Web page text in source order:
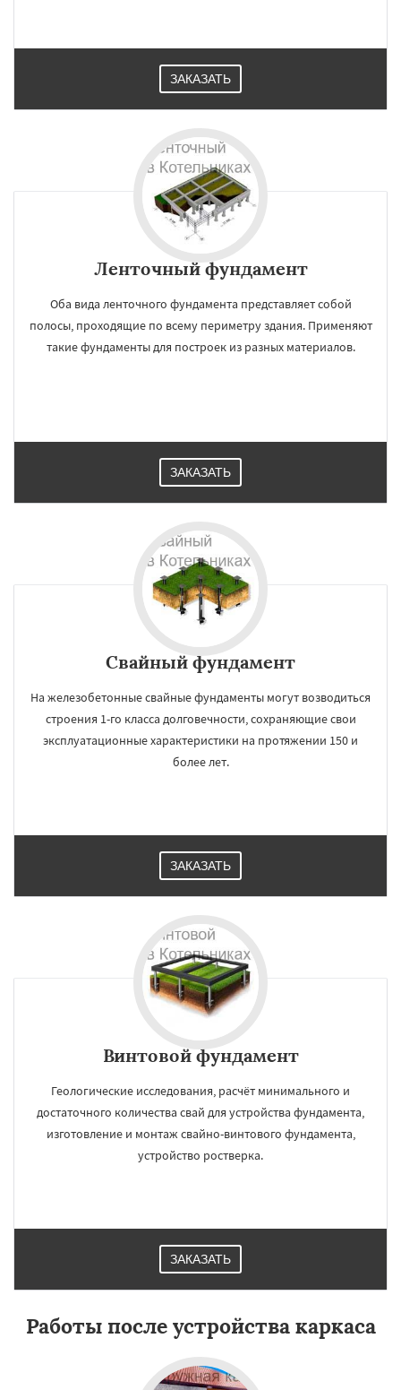
ЗАКАЗАТЬ
Ленточный фундамент
Оба вида ленточного фундамента представляет собой
полосы, проходящие по всему периметру здания. Применяют
такие фундаменты для построек из разных материалов.
ЗАКАЗАТЬ
Свайный фундамент
На железобетонные свайные фундаменты могут возводиться
строения 1-го класса долговечности, сохраняющие свои
эксплуатационные характеристики на протяжении 150 и
более лет.
ЗАКАЗАТЬ
Винтовой фундамент
Геологические исследования, расчёт минимального и
достаточного количества свай для устройства фундамента,
изготовление и монтаж свайно-винтового фундамента,
устройство ростверка.
ЗАКАЗАТЬ
Работы после устройства каркаса